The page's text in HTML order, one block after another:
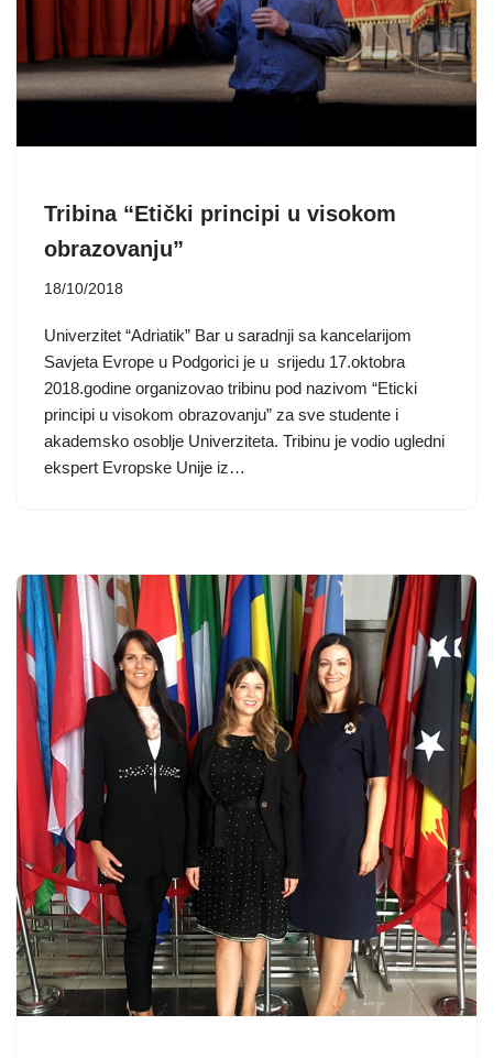
Tribina “Etički principi u visokom
obrazovanju”
18/10/2018
Univerzitet “Adriatik” Bar u saradnji sa kancelarijom
Savjeta Evrope u Podgorici je u srijedu 17.oktobra
2018.godine organizovao tribinu pod nazivom “Eticki
principi u visokom obrazovanju” za sve studente i
akademsko osoblje Univerziteta. Tribinu je vodio ugledni
ekspert Evropske Unije iz…